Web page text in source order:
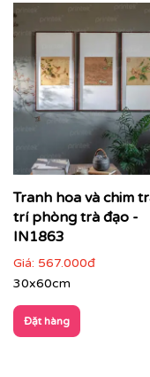
Nếu bạn yêu thích
cũng sẽ quan tâm
lựa chọn mẫu tranh
tưởng thiết kế của
👉Khám phá thêm
Tranh hoa và chim
trí phòng trà đạo -
IN1863
Giá: 567.000đ
30x60cm
Đặt hàng